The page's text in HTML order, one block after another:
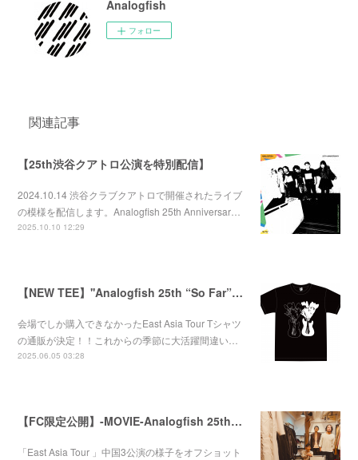
Analogfish
フォロー
関連記事
【25th渋谷クアトロ公演を特別配信】
2024.10.14 渋谷クラブクアトロで開催されたライブ
の模様を配信します。Analogfish 25th Anniversar…
2025.10.10 12:29
【NEW TEE】''Analogfish 25th “So Far”East Asia Tour'' Tee
会場でしか購入できなかったEast Asia Tour Tシャツ
の通販が決定！！これからの季節に大活躍間違い…
2025.06.05 03:28
【FC限定公開】-MOVIE-Analogfish 25th “So Far”East Asia Tour in China
「East Asia Tour 」中国3公演の様子をオフショット